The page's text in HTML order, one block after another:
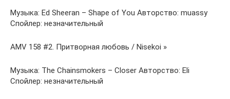
Музыка: Ed Sheeran – Shape of You Авторство: muassy
Спойлер: незначительный
AMV 158 #2. Притворная любовь / Nisekoi »
Музыка: The Chainsmokers – Closer Авторство: Eli
Спойлер: незначительный